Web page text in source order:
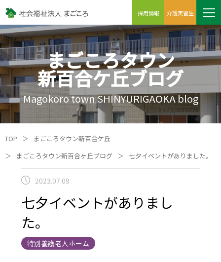
採用情報 介護実習生
まごころタウン
新百合ケ丘ブログ
Magokoro town SHINYURIGAOKA blog
TOP ＞
まごころタウン新百合ケ丘
＞
まごころタウン新百合ヶ丘ブログ ＞ 七夕イベントがありました。
2023.07.09
七夕イベントがありまし
た。
特別養護老人ホーム